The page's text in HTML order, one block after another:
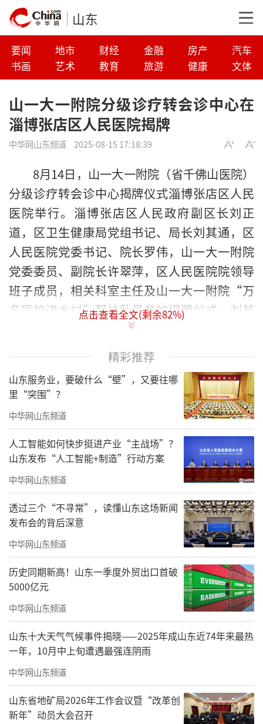
山东
要闻 地市 财经 金融 房产
汽车
书画
艺术 教育 旅游 健康 文体
山一大一附院分级诊疗转会诊中心在
淄博张店区人民医院揭牌
中华网山东频道 2025-08-15 17:18:39
8月14日，山一大一附院（省千佛山医院）
分级诊疗转会诊中心揭牌仪式淄博张店区人民
医院举行。淄博张店区人民政府副区长刘正
道，区卫生健康局党组书记、局长刘其通，区
人民医院党委书记、院长罗伟，山一大一附院
党委委员、副院长许翠萍，区人民医院院领导
班子成员，相关科室主任及山一大一附院“万
名医护进乡村”帮扶队员参加揭牌仪式，刘其
罗伟在致辞中感谢山一大一附院的长期支
持，指出双方通过全面合作以及“万名医护进
乡村”帮扶工作取得丰硕成果。他表示，此次
中心揭牌标志着合作深化，是惠民务实之举。
张店区人民医院将依托山一大一附院的资源，
开展远程会诊和双向转诊，提升技术能力，优
化患者就医体验，满足人民群众多样化就医需
求。
许翠萍在讲话中指出，建立分级诊疗转会
诊中心是落实国家政策、深化分级诊疗制度的
点击查看全文(剩余82%)
精彩推荐
山东服务业，要破什么“壁”，又要往哪
里“突围”？
中华网山东频道
人工智能如何快步挺进产业“主战场”？
山东发布“人工智能+制造”行动方案
中华网山东频道
透过三个“不寻常”，读懂山东这场新闻
发布会的背后深意
中华网山东频道
历史同期新高！山东一季度外贸出口首破
5000亿元
中华网山东频道
山东十大天气气候事件揭晓——2025年成山东近74年来最热
一年，10月中上旬遭遇最强连阴雨
中华网山东频道
山东省地矿局2026年工作会议暨“改革创
新年”动员大会召开